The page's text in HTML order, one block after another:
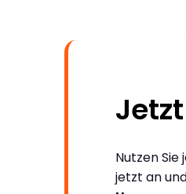
Nutzen
jetzt an